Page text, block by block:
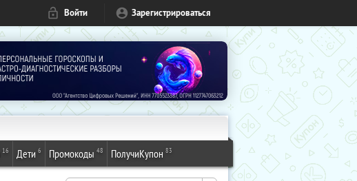
Войти Зарегистрироваться
16 Дети 6 Промокоды 48 ПолучиКупон 83